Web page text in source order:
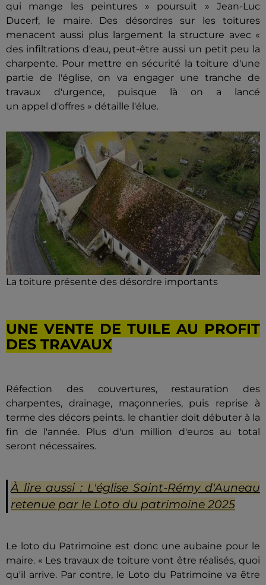
qui mange les peintures » poursuit » Jean-Luc
Ducerf, le maire. Des désordres sur les toitures
menacent aussi plus largement la structure avec «
des infiltrations d'eau, peut-être aussi un petit peu la
charpente. Pour mettre en sécurité la toiture d'une
partie de l'église, on va engager une tranche de
travaux d'urgence, puisque là on a lancé
un appel d'offres » détaille l'élue.
La toiture présente des désordre importants
UNE VENTE DE TUILE AU PROFIT
DES TRAVAUX
Réfection des couvertures, restauration des
charpentes, drainage, maçonneries, puis reprise à
terme des décors peints. le chantier doit débuter à la
fin de l'année. Plus d'un million d'euros au total
seront nécessaires.
À lire aussi : L'église Saint-Rémy d'Auneau
retenue par le Loto du patrimoine 2025
Le loto du Patrimoine est donc une aubaine pour le
maire. « Les travaux de toiture vont être réalisés, quoi
qu'il arrive. Par contre, le Loto du Patrimoine va être